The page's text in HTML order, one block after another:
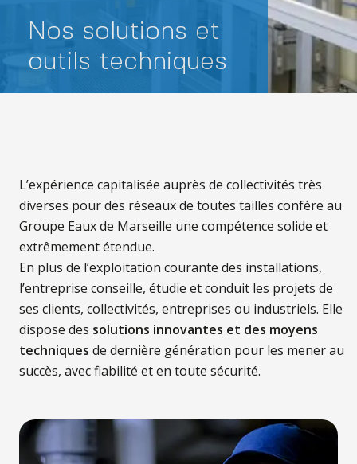
Nos solutions et
outils techniques
L’expérience capitalisée auprès de collectivités très
diverses pour des réseaux de toutes tailles confère au
Groupe Eaux de Marseille une compétence solide et
extrêmement étendue.
En plus de l’exploitation courante des installations,
l’entreprise conseille, étudie et conduit les projets de
ses clients, collectivités, entreprises ou industriels. Elle
dispose des solutions innovantes et des moyens
techniques de dernière génération pour les mener au
succès, avec fiabilité et en toute sécurité.